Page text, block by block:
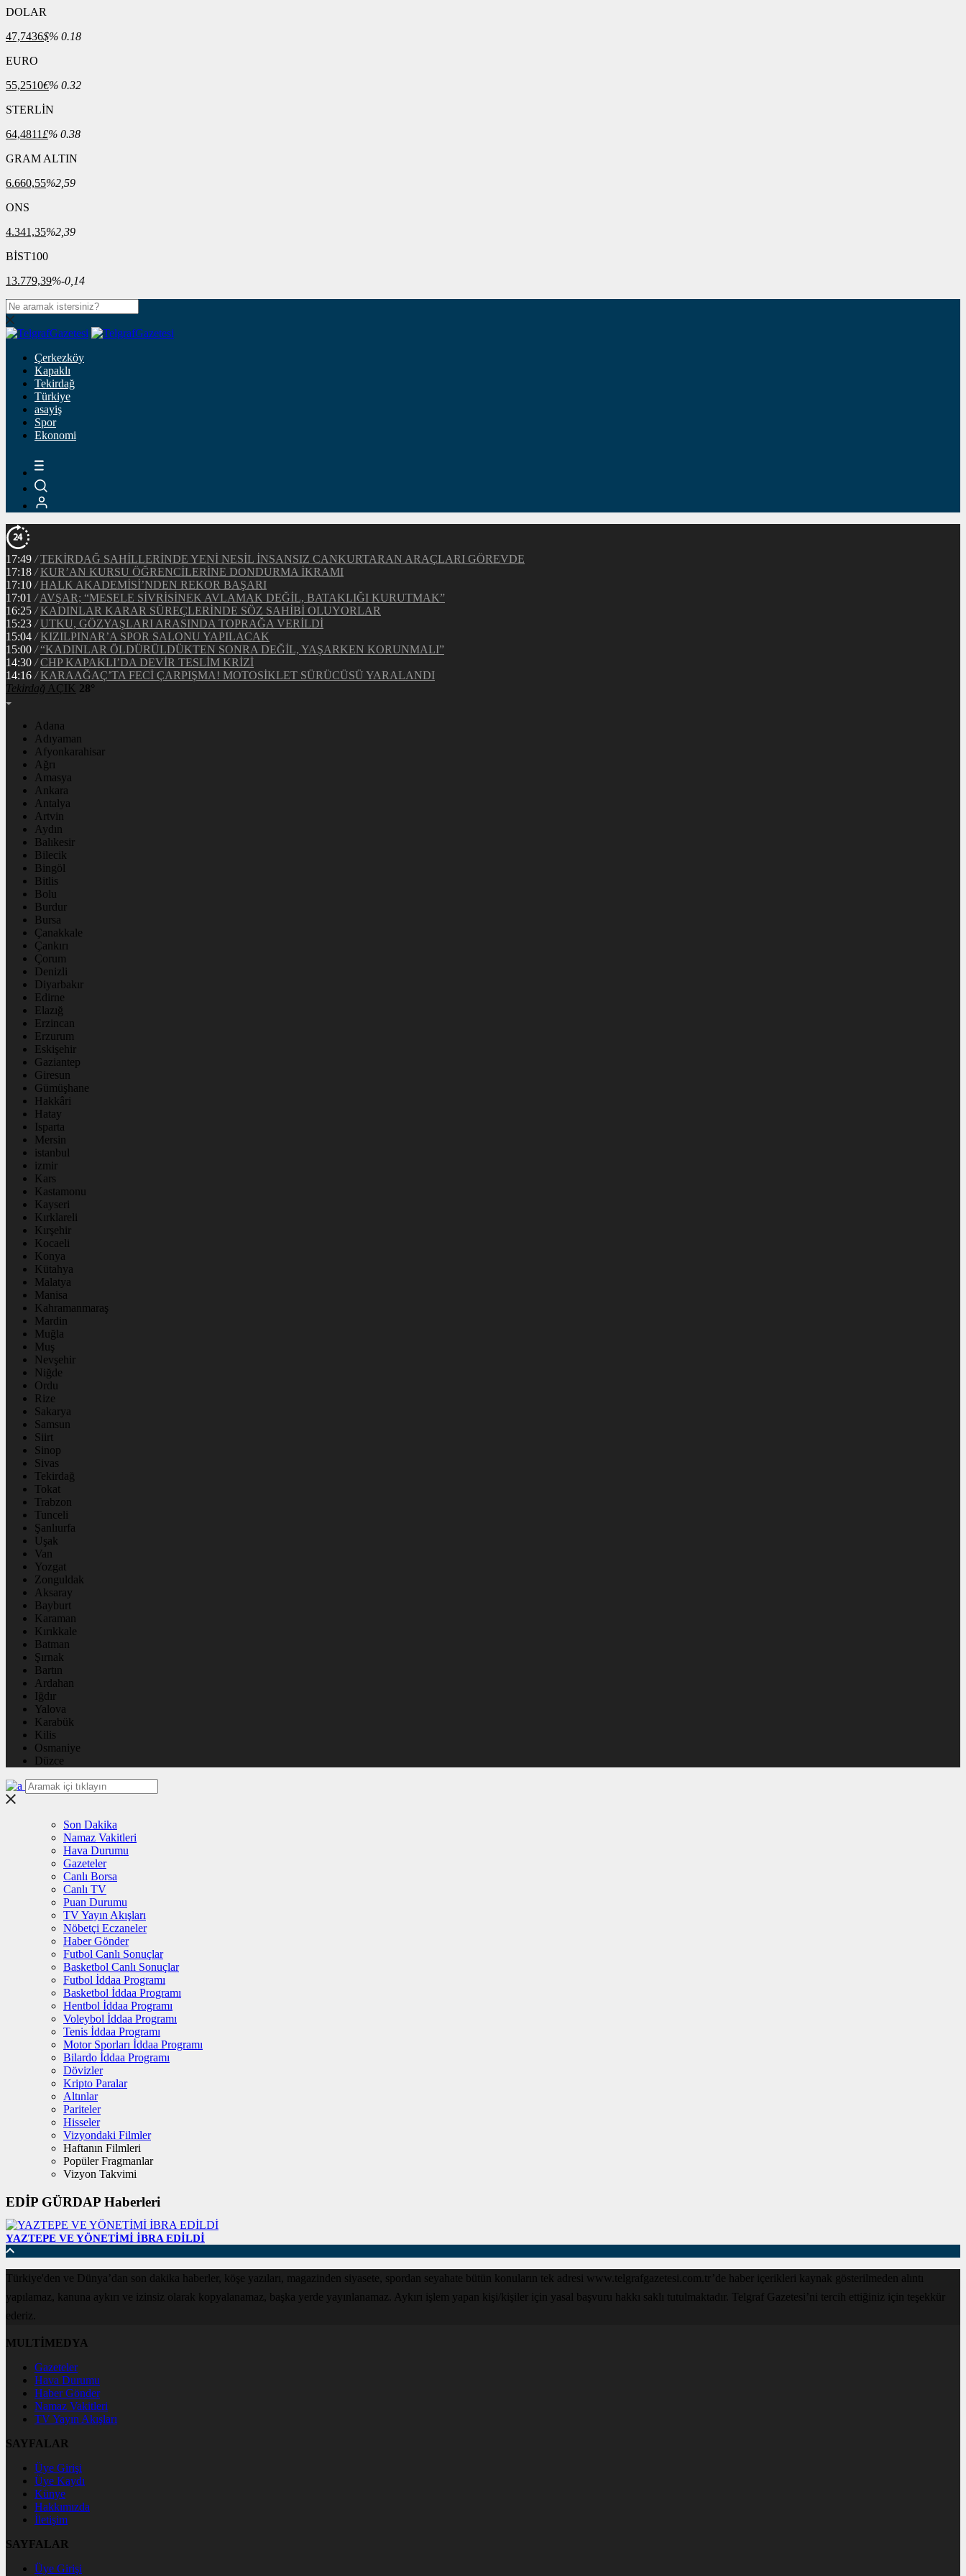
DOLAR
47,7436$% 0.18
EURO
55,2510€% 0.32
STERLİN
64,4811£% 0.38
GRAM ALTIN
6.660,55%2,59
ONS
4.341,35%2,39
BİST100
13.779,39%-0,14
Çerkezköy
Kapaklı
Tekirdağ
Türkiye
asayiş
Spor
Ekonomi
17:49 / TEKİRDAĞ SAHİLLERİNDE YENİ NESİL İNSANSIZ CANKURTARAN ARAÇLARI GÖREVDE
17:18 / KUR’AN KURSU ÖĞRENCİLERİNE DONDURMA İKRAMI
17:10 / HALK AKADEMİSİ’NDEN REKOR BAŞARI
17:01 / AVŞAR; “MESELE SİVRİSİNEK AVLAMAK DEĞİL, BATAKLIĞI KURUTMAK”
16:25 / KADINLAR KARAR SÜREÇLERİNDE SÖZ SAHİBİ OLUYORLAR
15:23 / UTKU, GÖZYAŞLARI ARASINDA TOPRAĞA VERİLDİ
15:04 / KIZILPINAR’A SPOR SALONU YAPILACAK
15:00 / “KADINLAR ÖLDÜRÜLDÜKTEN SONRA DEĞİL, YAŞARKEN KORUNMALI”
14:30 / CHP KAPAKLI’DA DEVİR TESLİM KRİZİ
14:16 / KARAAĞAÇ’TA FECİ ÇARPIŞMA! MOTOSİKLET SÜRÜCÜSÜ YARALANDI
Tekirdağ AÇIK 28°
Adana
Adıyaman
Afyonkarahisar
Ağrı
Amasya
Ankara
Antalya
Artvin
Aydın
Balıkesir
Bilecik
Bingöl
Bitlis
Bolu
Burdur
Bursa
Çanakkale
Çankırı
Çorum
Denizli
Diyarbakır
Edirne
Elazığ
Erzincan
Erzurum
Eskişehir
Gaziantep
Giresun
Gümüşhane
Hakkâri
Hatay
Isparta
Mersin
istanbul
izmir
Kars
Kastamonu
Kayseri
Kırklareli
Kırşehir
Kocaeli
Konya
Kütahya
Malatya
Manisa
Kahramanmaraş
Mardin
Muğla
Muş
Nevşehir
Niğde
Ordu
Rize
Sakarya
Samsun
Siirt
Sinop
Sivas
Tekirdağ
Tokat
Trabzon
Tunceli
Şanlıurfa
Uşak
Van
Yozgat
Zonguldak
Aksaray
Bayburt
Karaman
Kırıkkale
Batman
Şırnak
Bartın
Ardahan
Iğdır
Yalova
Karabük
Kilis
Osmaniye
Düzce
Son Dakika
Namaz Vakitleri
Hava Durumu
Gazeteler
Canlı Borsa
Canlı TV
Puan Durumu
TV Yayın Akışları
Nöbetçi Eczaneler
Haber Gönder
Futbol Canlı Sonuçlar
Basketbol Canlı Sonuçlar
Futbol İddaa Programı
Basketbol İddaa Programı
Hentbol İddaa Programı
Voleybol İddaa Programı
Tenis İddaa Programı
Motor Sporları İddaa Programı
Bilardo İddaa Programı
Dövizler
Kripto Paralar
Altınlar
Pariteler
Hisseler
Vizyondaki Filmler
Haftanın Filmleri
Popüler Fragmanlar
Vizyon Takvimi
EDİP GÜRDAP Haberleri
YAZTEPE VE YÖNETİMİ İBRA EDİLDİ
Türkiye'den ve Dünya’dan son dakika haberler, köşe yazıları, magazinden siyasete, spordan seyahate bütün konuların tek adresi www.telgrafgazetesi.com.tr’de haber içerikleri kaynak gösterilmeden alıntı
yapılamaz, kanuna aykırı ve izinsiz olarak kopyalanamaz, başka yerde yayınlanamaz. Aykırı işlem yapan kişi/kişiler için yasal başvuru hakkı saklı tutulmaktadır. Telgraf Gazetesi’ni tercih ettiğiniz için teşekkür
ederiz.
MULTİMEDYA
Gazeteler
Hava Durumu
Haber Gönder
Namaz Vakitleri
TV Yayın Akışları
SAYFALAR
Üye Girişi
Üye Kaydı
Künye
Hakkımızda
İletişim
SAYFALAR
Üye Girişi